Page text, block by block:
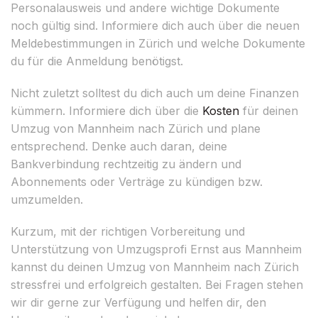
Personalausweis und andere wichtige Dokumente
noch gültig sind. Informiere dich auch über die neuen
Meldebestimmungen in Zürich und welche Dokumente
du für die Anmeldung benötigst.
Nicht zuletzt solltest du dich auch um deine Finanzen
kümmern. Informiere dich über die Kosten für deinen
Umzug von Mannheim nach Zürich und plane
entsprechend. Denke auch daran, deine
Bankverbindung rechtzeitig zu ändern und
Abonnements oder Verträge zu kündigen bzw.
umzumelden.
Kurzum, mit der richtigen Vorbereitung und
Unterstützung von Umzugsprofi Ernst aus Mannheim
kannst du deinen Umzug von Mannheim nach Zürich
stressfrei und erfolgreich gestalten. Bei Fragen stehen
wir dir gerne zur Verfügung und helfen dir, den